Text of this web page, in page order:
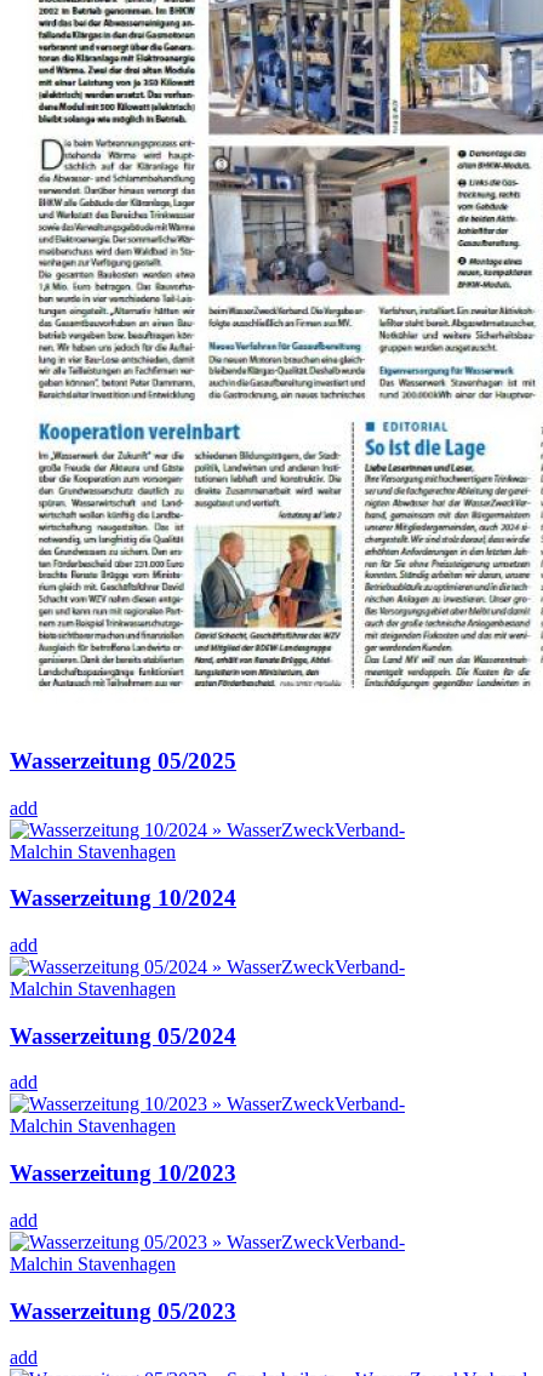
Wasserzeitung 05/2025
add
Wasserzeitung 10/2024
add
Wasserzeitung 05/2024
add
Wasserzeitung 10/2023
add
Wasserzeitung 05/2023
add